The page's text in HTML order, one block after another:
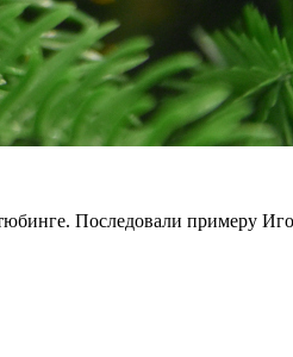
Последовали примеру